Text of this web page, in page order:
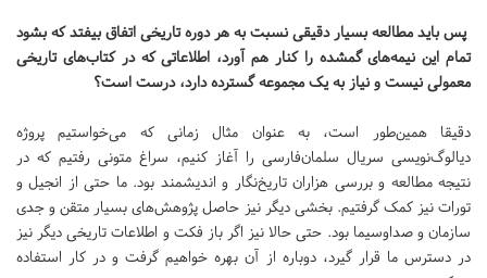
پس باید مطالعه بسیار دقیقی نسبت به هر دوره تاریخی اتفاق بیفتد که بشود
تمام این نیمه‌های گمشده را کنار هم آورد، اطلاعاتی که در کتاب‌های تاریخی
معمولی نیست و نیاز به یک مجموعه گسترده دارد، درست است؟
دقیقا همین‌طور است، به عنوان مثال زمانی که می‌خواستیم پروژه
دیالوگ‌نویسی سریال سلمان‌فارسی را آغاز کنیم، سراغ متونی رفتیم که در
نتیجه مطالعه و بررسی هزاران تاریخ‌نگار و اندیشمند بود. ما حتی از انجیل و
تورات نیز کمک گرفتیم. بخشی دیگر نیز حاصل پژوهش‌های بسیار متقن و جدی
سازمان و صداوسیما بود. حتی حالا نیز اگر باز فکت و اطلاعات تاریخی دیگر نیز
در دسترس ما قرار گیرد، دوباره از آن بهره خواهیم گرفت و در کار استفاده